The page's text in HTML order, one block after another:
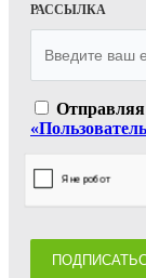
РАССЫЛКА